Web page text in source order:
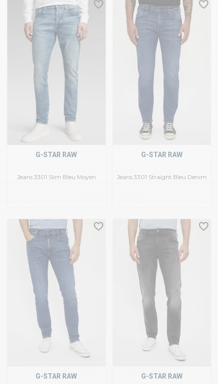
Jeans 3301 Slim Bleu Moyen
G-STAR RAW
Jeans 3301 Straight Bleu Denim
G-STAR RAW
G-STAR RAW G-STAR RAW